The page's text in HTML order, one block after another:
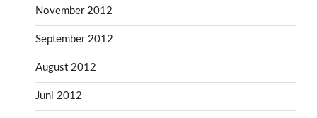
November 2012
September 2012
August 2012
Juni 2012